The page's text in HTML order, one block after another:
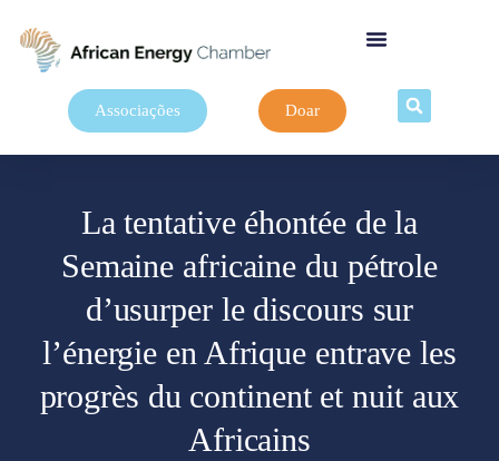
Associações Doar
La tentative éhontée de la
Semaine africaine du pétrole
d’usurper le discours sur
l’énergie en Afrique entrave les
progrès du continent et nuit aux
Africains